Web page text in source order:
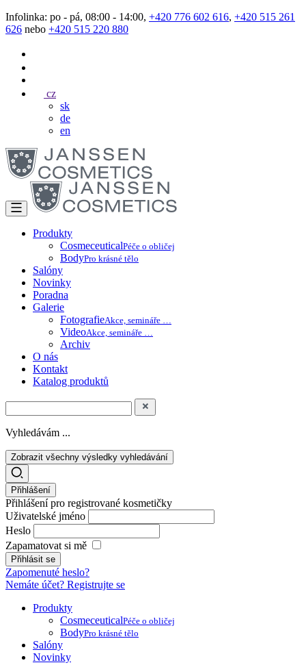
Infolinka: po - pá, 08:00 - 14:00, +420 776 602 616, +420 515 261
626 nebo +420 515 220 880
cz
sk
de
en
Produkty
CosmeceuticalPéče o obličej
BodyPro krásné tělo
Salóny
Novinky
Poradna
Galerie
FotografieAkce, semináře …
VideoAkce, semináře …
Archiv
O nás
Kontakt
Katalog produktů
Vyhledávám ...
Zobrazit všechny výsledky vyhledávání
Přihlášení
Přihlášení pro registrované kosmetičky
Uživatelské jméno
Heslo
Zapamatovat si mě
Zapomenuté heslo?
Nemáte účet? Registrujte se
Produkty
CosmeceuticalPéče o obličej
BodyPro krásné tělo
Salóny
Novinky